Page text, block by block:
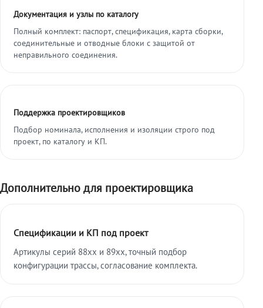
Документация и узлы по каталогу
Полный комплект: паспорт, спецификация, карта сборки,
соединительные и отводные блоки с защитой от
неправильного соединения.
Поддержка проектировщиков
Подбор номинала, исполнения и изоляции строго под
проект, по каталогу и КП.
Дополнительно для проектировщика
Спецификации и КП под проект
Артикулы серий 88xx и 89xx, точный подбор
конфигурации трассы, согласование комплекта.